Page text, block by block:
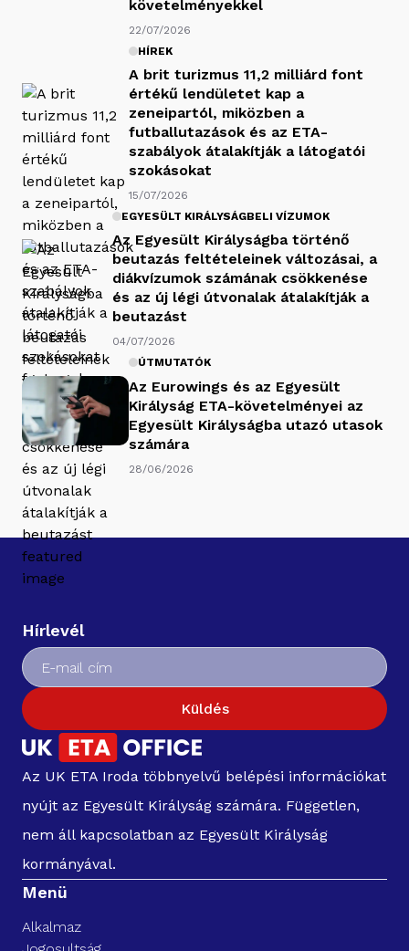
követelményekkel
22/07/2026
HÍREK
A brit turizmus 11,2 milliárd font
értékű lendületet kap a
zeneipartól, miközben a
futballutazások és az ETA-
szabályok átalakítják a látogatói
szokásokat
15/07/2026
EGYESÜLT KIRÁLYSÁGBELI VÍZUMOK
Az Egyesült Királyságba történő
beutazás feltételeinek változásai, a
diákvízumok számának csökkenése
és az új légi útvonalak átalakítják a
beutazást
04/07/2026
ÚTMUTATÓK
Az Eurowings és az Egyesült
Királyság ETA-követelményei az
Egyesült Királyságba utazó utasok
számára
28/06/2026
Hírlevél
Küldés
Az UK ETA Iroda többnyelvű belépési információkat
nyújt az Egyesült Királyság számára. Független,
nem áll kapcsolatban az Egyesült Királyság
kormányával.
Menü
Alkalmaz